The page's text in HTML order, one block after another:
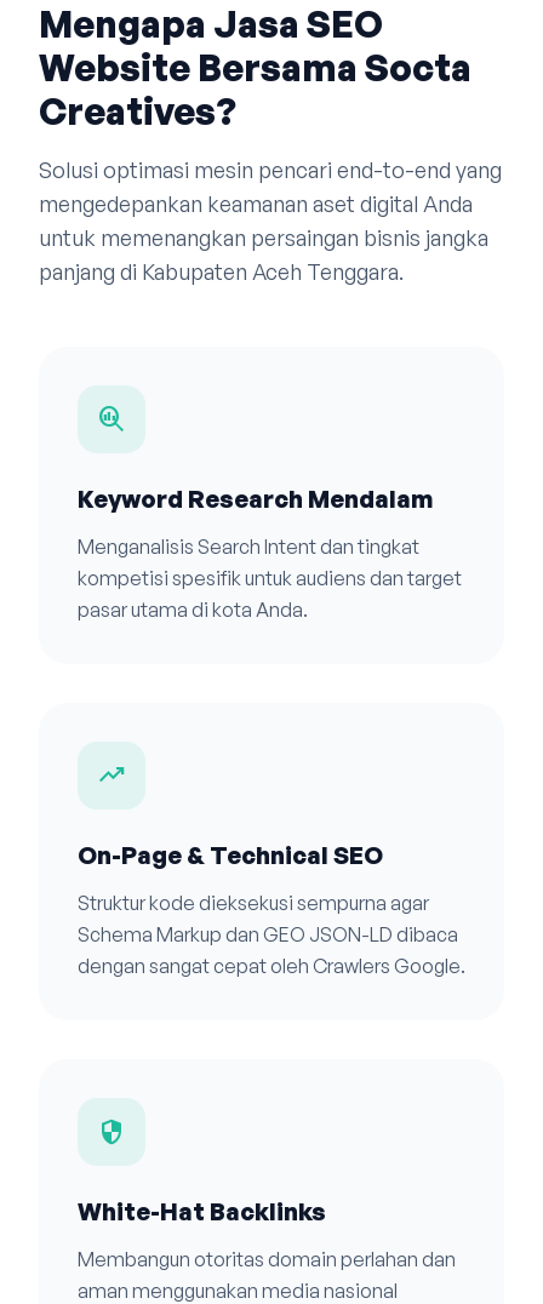
Mengapa Jasa SEO
Website Bersama Socta
Creatives?
Solusi optimasi mesin pencari end-to-end yang
mengedepankan keamanan aset digital Anda
untuk memenangkan persaingan bisnis jangka
panjang di Kabupaten Aceh Tenggara.
search_insights
Keyword Research Mendalam
Menganalisis Search Intent dan tingkat
kompetisi spesifik untuk audiens dan target
pasar utama di kota Anda.
trending_up
On-Page & Technical SEO
Struktur kode dieksekusi sempurna agar
Schema Markup dan GEO JSON-LD dibaca
dengan sangat cepat oleh Crawlers Google.
security
White-Hat Backlinks
Membangun otoritas domain perlahan dan
aman menggunakan media nasional